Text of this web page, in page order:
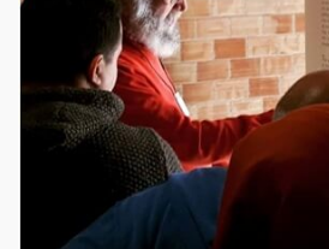
ΝΈΑ
SPARTANET
E-JOURNAL